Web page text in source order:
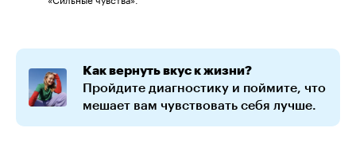
Как вернуть вкус к жизни?
Пройдите диагностику и поймите, что
мешает вам чувствовать себя лучше.